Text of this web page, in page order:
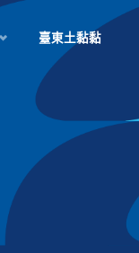
臺東土黏黏